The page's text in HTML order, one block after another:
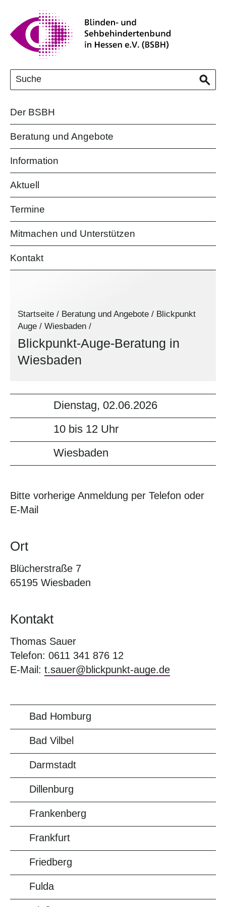
Der BSBH
Beratung und Angebote
Information
Aktuell
Termine
Mitmachen und Unterstützen
Kontakt
Startseite / Beratung und Angebote / Blickpunkt
Auge / Wiesbaden /
Blickpunkt-Auge-Beratung in
Wiesbaden
Dienstag, 02.06.2026
10 bis 12 Uhr
Wiesbaden
Bitte vorherige Anmeldung per Telefon oder
E-Mail
Ort
Blücherstraße 7
65195 Wiesbaden
Kontakt
Thomas Sauer
Telefon: 0611 341 876 12
E-Mail: t.sauer@blickpunkt-auge.de
Bad Homburg
Bad Vilbel
Darmstadt
Dillenburg
Frankenberg
Frankfurt
Friedberg
Fulda